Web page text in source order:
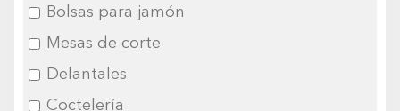
Bolsas para jamón
Mesas de corte
Delantales
Coctelería